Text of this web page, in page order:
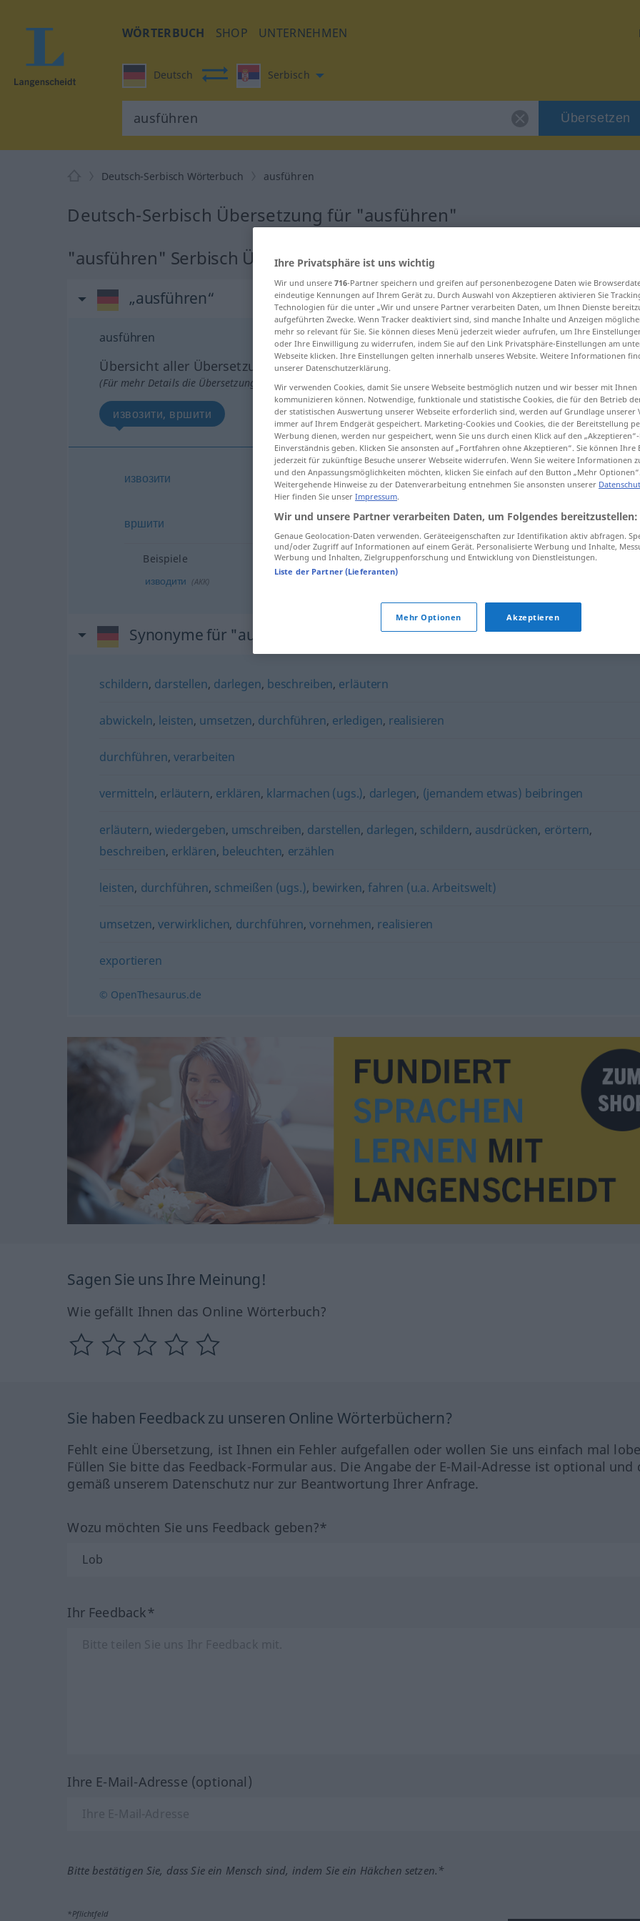
WÖRTERBUCH SHOP UNTERNEHMEN
Deutsch Serbisch
Übersetzen
Deutsch-Serbisch Wörterbuch ausführen
Deutsch-Serbisch Übersetzung für "ausführen"
"ausführen" Serbisch Übersetzung
„ausführen“
ausführen
Übersicht aller Übersetzungen
(Für mehr Details die Übersetzung anklicken/antippen)
извозити, вршити
извозити ausführen ECON
вршити ausführen Auftrag
Beispiele
изводити (AKK)
Synonyme für "ausführen"
schildern, darstellen, darlegen, beschreiben, erläutern
abwickeln, leisten, umsetzen, durchführen, erledigen, realisieren
durchführen, verarbeiten
vermitteln, erläutern, erklären, klarmachen (ugs.), darlegen, (jemandem etwas) beibringen
erläutern,wiedergeben, umschreiben, darstellen, darlegen, schildern, ausdrücken, erörtern,
beschreiben, erklären, beleuchten, erzählen
leisten, durchführen, schmeißen (ugs.), bewirken, fahren (u.a. Arbeitswelt)
umsetzen,verwirklichen, durchführen,vornehmen, realisieren
exportieren
© OpenThesaurus.de
Sagen Sie uns Ihre Meinung!
Wie gefällt Ihnen das Online Wörterbuch?
Sie haben Feedback zu unseren Online Wörterbüchern?
Fehlt eine Übersetzung, ist Ihnen ein Fehler aufgefallen oder wollen Sie uns einfach mal
Füllen Sie bitte das Feedback-Formular aus. Die Angabe der E-Mail-Adresse ist optional und
gemäß unserem Datenschutz nur zur Beantwortung Ihrer Anfrage.
Wozu möchten Sie uns Feedback geben?*
Ihr Feedback*
Ihre E-Mail-Adresse (optional)
Bitte bestätigen Sie, dass Sie ein Mensch sind, indem Sie ein Häkchen setzen.*
*Pflichtfeld
Ihre Privatsphäre ist uns wichtig
Wir und unsere 716-Partner speichern und greifen auf personenbezogene Daten wie
eindeutige Kennungen auf Ihrem Gerät zu. Durch Auswahl von Akzeptieren aktivieren Sie
Technologien für die unter „Wir und unsere Partner verarbeiten Daten, um Ihnen Dienste
aufgeführten Zwecke. Wenn Tracker deaktiviert sind, sind manche Inhalte und Anzeigen
mehr so relevant für Sie. Sie können dieses Menü jederzeit wieder aufrufen, um Ihre
oder Ihre Einwilligung zu widerrufen, indem Sie auf den Link Privatsphäre-Einstellungen am
Webseite klicken. Ihre Einstellungen gelten innerhalb unseres Website. Weitere Informationen
unserer Datenschutzerklärung.
Wir verwenden Cookies, damit Sie unsere Webseite bestmöglich nutzen und wir besser mit Ihnen
kommunizieren können. Notwendige, funktionale und statistische Cookies, die für den Betrieb
der statistischen Auswertung unserer Webseite erforderlich sind, werden auf Grundlage unserer
immer auf Ihrem Endgerät gespeichert. Marketing-Cookies und Cookies, die der Bereitstellung
Werbung dienen, werden nur gespeichert, wenn Sie uns durch einen Klick auf den
Einverständnis geben. Klicken Sie ansonsten auf „Fortfahren ohne Akzeptieren“. Sie können Ihre
jederzeit für zukünftige Besuche unserer Webseite widerrufen. Wenn Sie weitere Informationen
und den Anpassungsmöglichkeiten möchten, klicken Sie einfach auf den Button „Mehr Optionen“.
Weitergehende Hinweise zu der Datenverarbeitung entnehmen Sie ansonsten unserer
Hier finden Sie unser Impressum.
Wir und unsere Partner verarbeiten Daten, um Folgendes bereitzustellen:
Genaue Geolocation-Daten verwenden. Geräteeigenschaften zur Identifikation aktiv abfragen.
und/oder Zugriff auf Informationen auf einem Gerät. Personalisierte Werbung und Inhalte,
Werbung und Inhalten, Zielgruppenforschung und Entwicklung von Dienstleistungen.
Liste der Partner (Lieferanten)
Mehr Optionen Akzeptieren